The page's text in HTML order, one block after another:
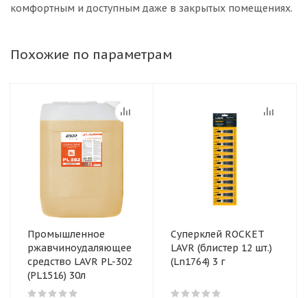
комфортным и доступным даже в закрытых помещениях.
Похожие по параметрам
Промышленное
ржавчиноудаляющее
средство LAVR PL-302
(PL1516) 30л
Суперклей ROCKET
LAVR (блистер 12 шт.)
(Ln1764) 3 г